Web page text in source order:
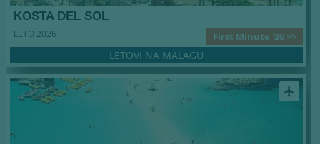
KOSTA DEL SOL
First Minute '26 >>
LETO 2026
LETOVI NA MALAGU
airplanemode_active